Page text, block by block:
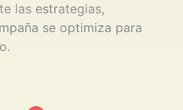
las estrategias,
se optimiza para